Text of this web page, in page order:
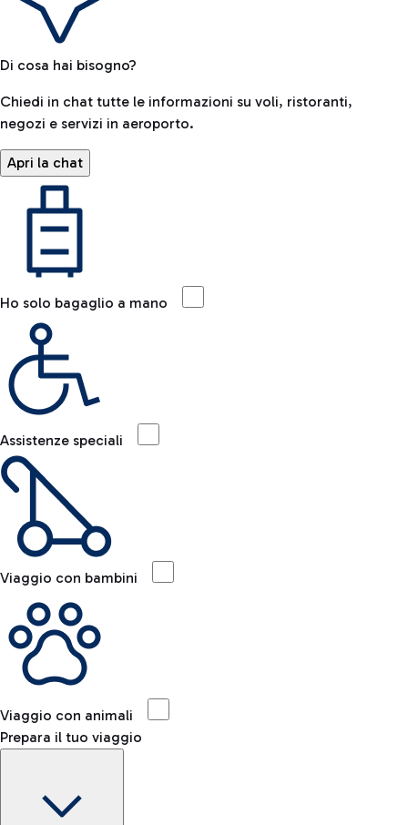
Di cosa hai bisogno?
Chiedi in chat tutte le informazioni su voli, ristoranti,
negozi e servizi in aeroporto.
Apri la chat
Ho solo bagaglio a mano
Assistenze speciali
Viaggio con bambini
Viaggio con animali
Prepara il tuo viaggio